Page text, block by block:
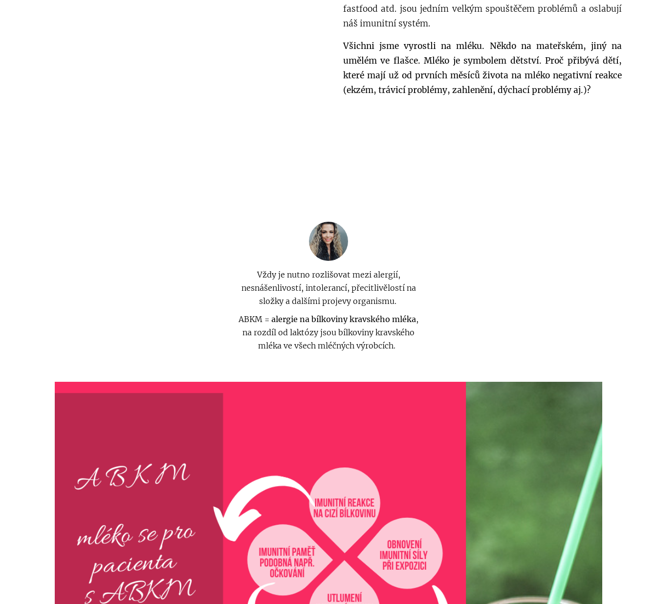
fastfood atd. jsou jedním velkým spouštěčem problémů a oslabují
náš imunitní systém.
Všichni jsme vyrostli na mléku. Někdo na mateřském, jiný na
umělém ve flašce. Mléko je symbolem dětství. Proč přibývá dětí,
které mají už od prvních měsíců života na mléko negativní reakce
(ekzém, trávicí problémy, zahlenění, dýchací problémy aj.)?
Vždy je nutno rozlišovat mezi alergií,
nesnášenlivostí, intolerancí, přecitlivělostí na
složky a dalšími projevy organismu.
ABKM = alergie na bílkoviny kravského mléka,
na rozdíl od laktózy jsou bílkoviny kravského
mléka ve všech mléčných výrobcích.